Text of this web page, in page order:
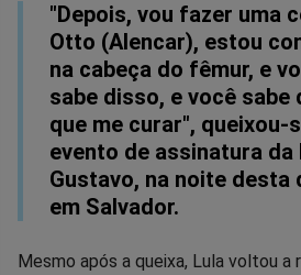
"Depois, vou fazer uma
Otto (Alencar), estou
na cabeça do fêmur, e
sabe disso, e você sabe
que me curar", queixou-
evento de assinatura da
Gustavo, na noite desta
em Salvador.
Mesmo após a queixa, Lula voltou a